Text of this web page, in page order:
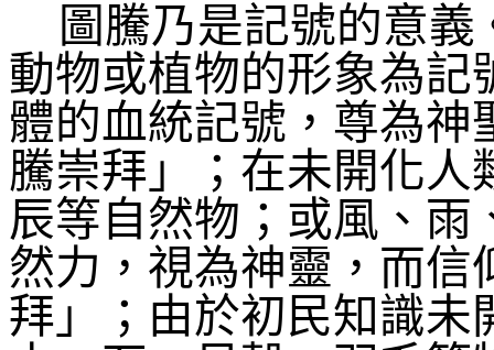
圖騰乃是記號的意
動物或植物的形象為記
體的血統記號，尊為神
騰崇拜」；在未開化人
辰等自然物；或風、
然力，視為神靈，而信
拜」；由於初民知識未